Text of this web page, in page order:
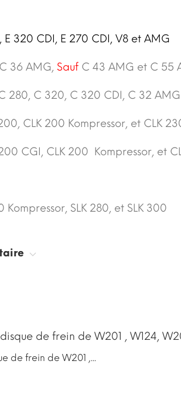
E 320 CDI, E 270 CDI, V8 et AMG
36 AMG, Sauf C 43 AMG et C 55
280, C 320, C 320 CDI, C 32
CLK 200 Kompressor, et CLK
CGI, CLK 200 Kompressor, et
Kompressor, SLK 280, et SLK 300
de frein de W201 ,...